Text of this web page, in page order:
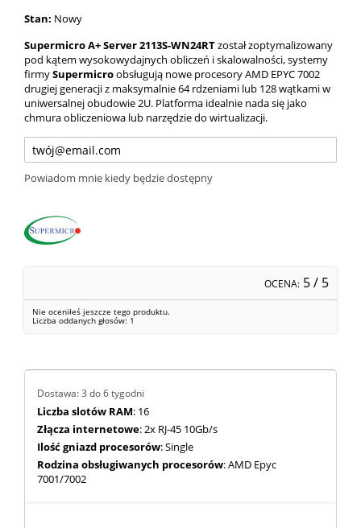
Stan: Nowy
Supermicro A+ Server 2113S-WN24RTzostał zoptymalizowany
pod kątem wysokowydajnych obliczeń i skalowalności, systemy
firmySupermicroobsługują nowe procesory AMD EPYC 7002
drugiej generacji z maksymalnie 64 rdzeniami lub 128 wątkami w
uniwersalnej obudowie 2U. Platforma idealnie nada się jako
chmura obliczeniowa lub narzędzie do wirtualizacji.
Powiadom mnie kiedy będzie dostępny
OCENA: 5/ 5
Nie oceniłeś jeszcze tego produktu.
Liczba oddanych głosów: 1
Dostawa: 3 do 6 tygodni
Liczba slotów RAM: 16
Złącza internetowe: 2x RJ-45 10Gb/s
Ilość gniazd procesorów: Single
Rodzina obsługiwanych procesorów: AMD Epyc
7001/7002